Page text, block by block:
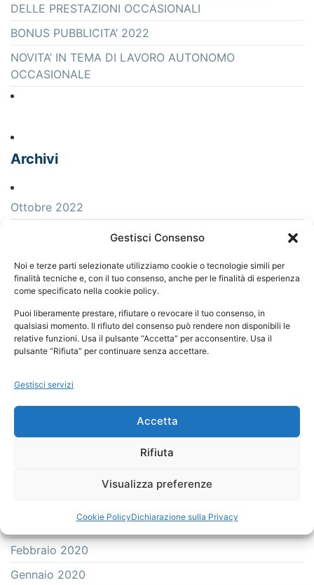
Gestisci Consenso
Noi e terze parti selezionate utilizziamo cookie o tecnologie simili per
finalità tecniche e, con il tuo consenso, anche per le finalità di esperienza
come specificato nella cookie policy.
Puoi liberamente prestare, rifiutare o revocare il tuo consenso, in
qualsiasi momento. Il rifiuto del consenso può rendere non disponibili le
relative funzioni. Usa il pulsante “Accetta” per acconsentire. Usa il
pulsante “Rifiuta” per continuare senza accettare.
Gestisci servizi
Accetta
Rifiuta
Visualizza preferenze
Cookie PolicyDichiarazione sulla Privacy
DELLE PRESTAZIONI OCCASIONALI
BONUS PUBBLICITA’ 2022
NOVITA’ IN TEMA DI LAVORO AUTONOMO
OCCASIONALE
Archivi
Ottobre 2022
Gennaio 2022
Ottobre 2021
Maggio 2021
Febbraio 2021
Ottobre 2020
Febbraio 2020
Gennaio 2020